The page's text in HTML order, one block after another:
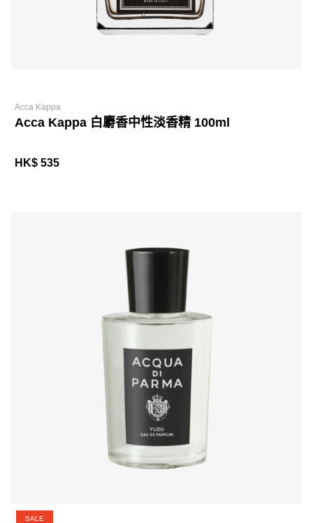
Acca Kappa
Acca Kappa 白麝香中性淡香精 100ml
HK$ 535
SALE